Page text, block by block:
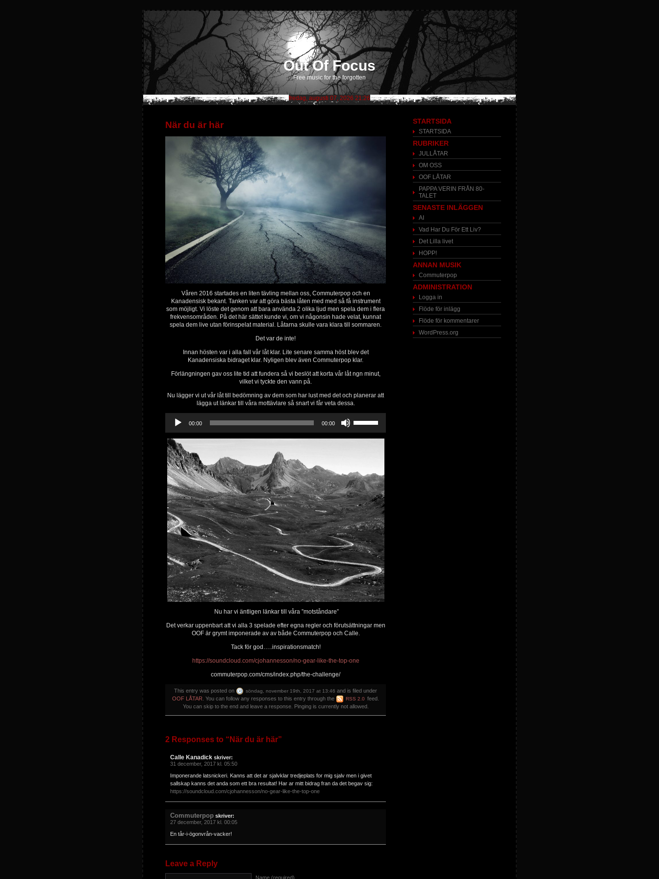
Out Of Focus
Free music for the forgotten
fredag, augusti 07, 2026 21:26
När du är här
Våren 2016 startades en liten tävling mellan oss, Commuterpop och en
Kanadensisk bekant. Tanken var att göra bästa låten med med så få instrument
som möjligt. Vi löste det genom att bara använda 2 olika ljud men spela dem i flera
frekvensområden. På det här sättet kunde vi, om vi någonsin hade velat, kunnat
spela dem live utan förinspelat material. Låtarna skulle vara klara till sommaren.
Det var de inte!
Innan hösten var i alla fall vår låt klar. Lite senare samma höst blev det
Kanadensiska bidraget klar. Nyligen blev även Commuterpop klar.
Förlängningen gav oss lite tid att fundera så vi beslöt att korta vår låt ngn minut,
vilket vi tyckte den vann på.
Nu lägger vi ut vår låt till bedömning av dem som har lust med det och planerar att
lägga ut länkar till våra mottävlare så snart vi får veta dessa.
00:00 00:00
upp/ner-
piltangenterna
för
sänka
volymen.
Nu har vi äntligen länkar till våra ”motståndare”
Det verkar uppenbart att vi alla 3 spelade efter egna regler och förutsättningar men
OOF är grymt imponerade av av både Commuterpop och Calle.
Tack för god…..inspirationsmatch!
https://soundcloud.com/cjohannesson/no-gear-like-the-top-one
commuterpop.com/cms/index.php/the-challenge/
This entry was posted on söndag, november 19th, 2017 at 13:46 and is filed under
OOF LÅTAR . You can follow any responses to this entry through the RSS 2.0 feed.
You can skip to the end and leave a response. Pinging is currently not allowed.
2 Responses to “När du är här”
Calle Kanadick skriver:
31 december, 2017 kl. 05:50
Imponerande latsnickeri. Kanns att det ar sjalvklar tredjeplats for mig sjalv men i givet
sallskap kanns det anda som ett bra resultat! Har ar mitt bidrag fran da det begav sig:
https://soundcloud.com/cjohannesson/no-gear-like-the-top-one
Commuterpop skriver:
27 december, 2017 kl. 00:05
En tår-i-ögonvrån-vacker!
Leave a Reply
Name (required)
STARTSIDA
STARTSIDA
RUBRIKER
JULLÅTAR
OM OSS
OOF LÅTAR
PAPPA VERIN FRÅN 80-
TALET
SENASTE INLÄGGEN
AI
Vad Har Du För Ett Liv?
Det Lilla livet
HOPP!
ANNAN MUSIK
Commuterpop
ADMINISTRATION
Logga in
Flöde för inlägg
Flöde för kommentarer
WordPress.org